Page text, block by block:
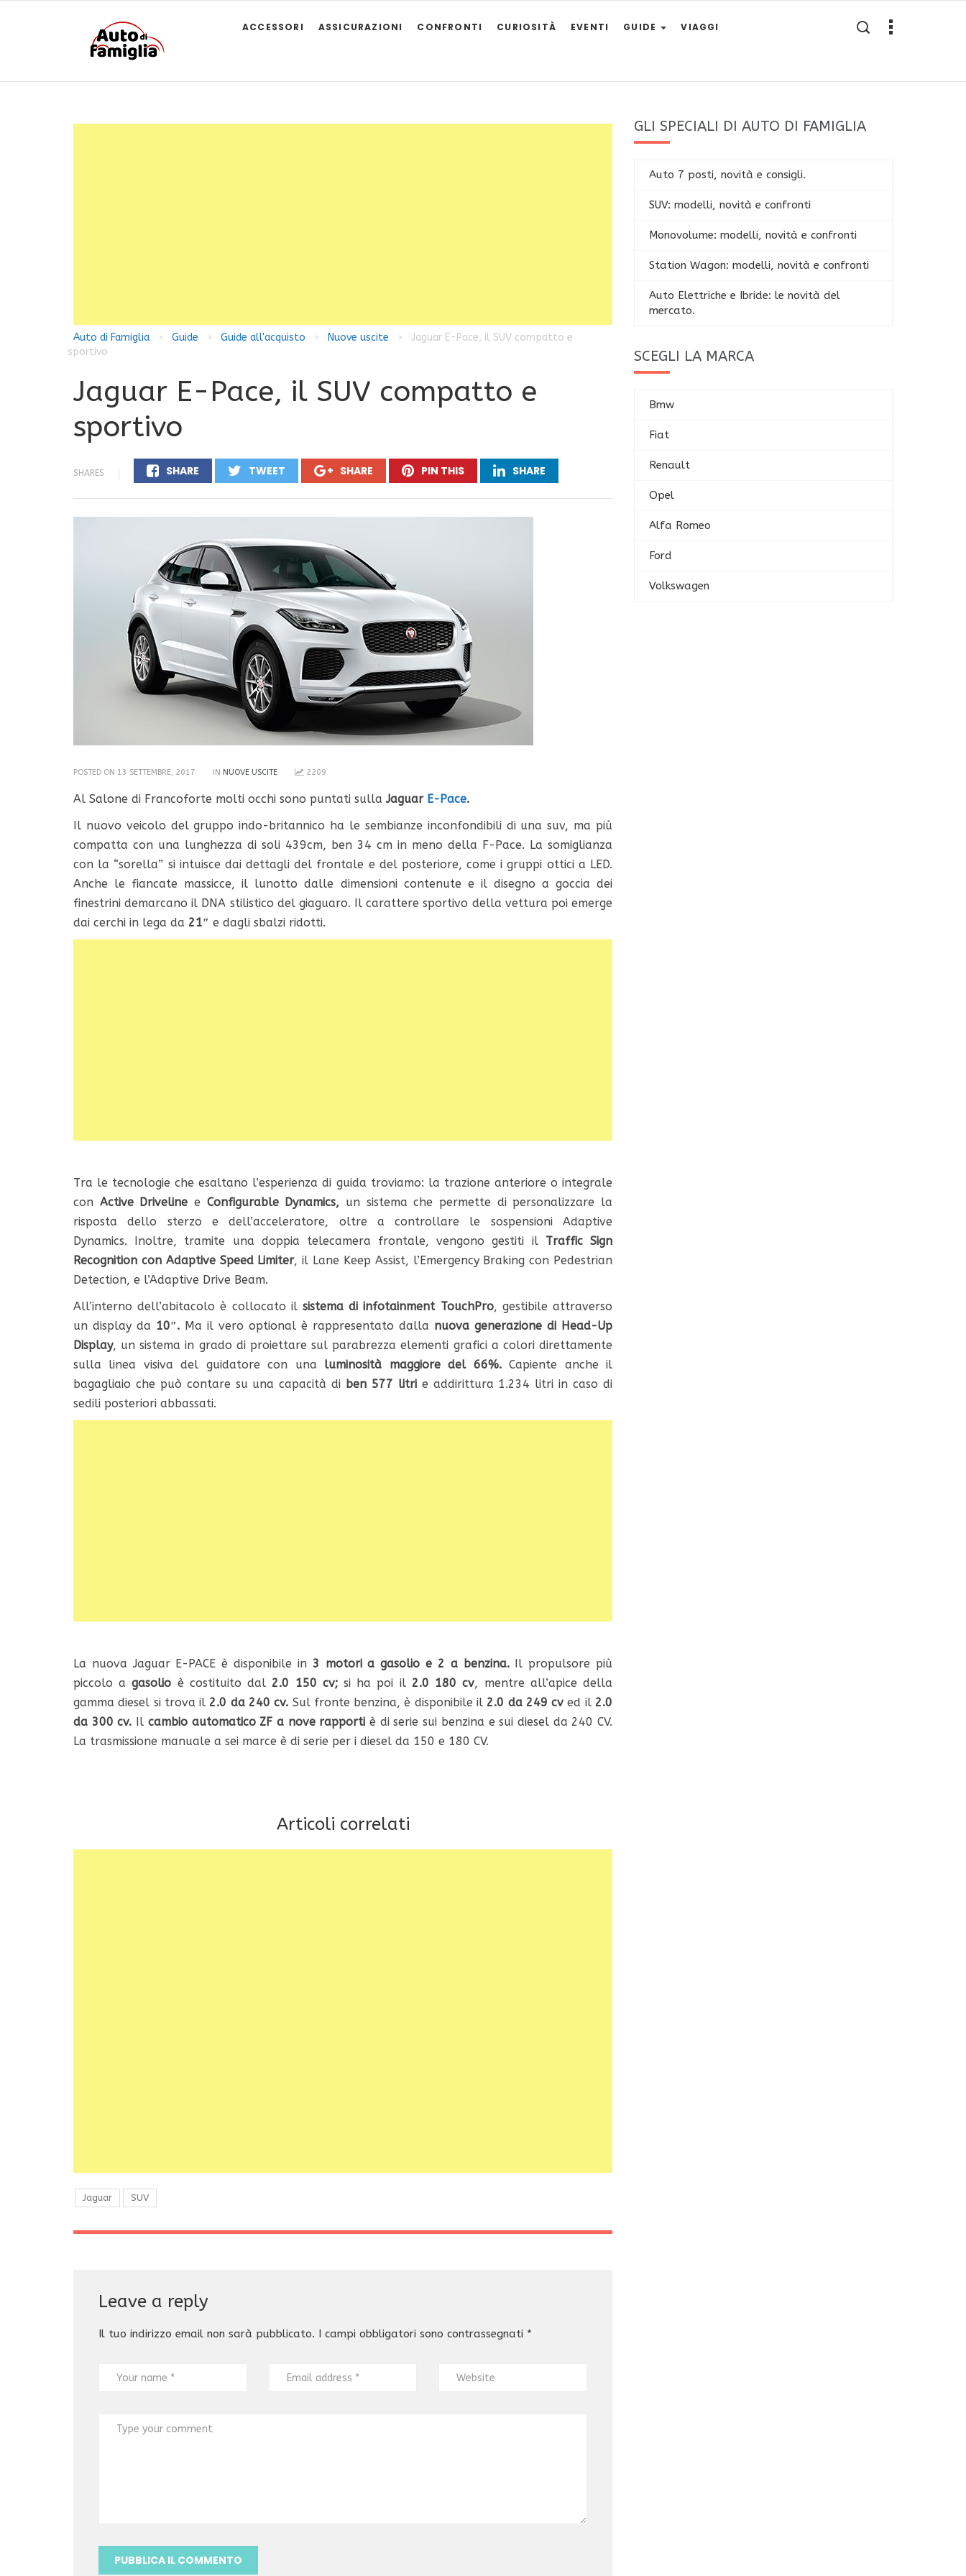
ACCESSORI ASSICURAZIONI CONFRONTI CURIOSITÀ EVENTI GUIDE VIAGGI
Auto di Famiglia > Guide > Guide all'acquisto > Nuove uscite >
Jaguar E-Pace, il SUV compatto e
sportivo
Jaguar E-Pace, il SUV compatto e
sportivo
SHARES
SHARE
0
TWEET
0
SHARE PIN THIS SHARE
POSTED ON 13 SETTEMBRE, 2017 IN NUOVE USCITE 2209
Al Salone di Francoforte molti occhi sono puntati sulla Jaguar E-Pace.
Il nuovo veicolo del gruppo indo-britannico ha le sembianze inconfondibili di una suv, ma più
compatta con una lunghezza di soli 439cm, ben 34 cm in meno della F-Pace. La somiglianza
con la “sorella” si intuisce dai dettagli del frontale e del posteriore, come i gruppi ottici a LED.
Anche le fiancate massicce, il lunotto dalle dimensioni contenute e il disegno a goccia dei
finestrini demarcano il DNA stilistico del giaguaro. Il carattere sportivo della vettura poi emerge
dai cerchi in lega da 21″ e dagli sbalzi ridotti.
Tra le tecnologie che esaltano l’esperienza di guida troviamo: la trazione anteriore o integrale
con Active Driveline e Configurable Dynamics, un sistema che permette di personalizzare la
risposta dello sterzo e dell’acceleratore, oltre a controllare le sospensioni Adaptive
Dynamics. Inoltre, tramite una doppia telecamera frontale, vengono gestiti il Traffic Sign
Recognition con Adaptive Speed Limiter, il Lane Keep Assist, l’Emergency Braking con Pedestrian
Detection, e l’Adaptive Drive Beam.
All’interno dell’abitacolo è collocato ilsistema di infotainment TouchPro, gestibile attraverso
un display da 10″. Ma il vero optional è rappresentato dalla nuova generazione di Head-Up
Display, un sistema in grado di proiettare sul parabrezza elementi grafici a colori direttamente
sulla linea visiva del guidatore con una luminosità maggiore del 66%.Capiente anche il
bagagliaio che può contare su una capacità di ben 577 litrie addirittura 1.234 litri in caso di
sedili posteriori abbassati.
La nuova Jaguar E-PACE è disponibile in 3 motori a gasolio e 2 a benzina.Il propulsore più
piccolo agasolio è costituito dal 2.0 150 cv;si ha poi il2.0 180 cv, mentre all’apice della
gamma diesel si trova il 2.0 da 240 cv. Sul fronte benzina, è disponibile il 2.0 da 249 cv ed il2.0
da 300 cv. Il cambio automatico ZF a nove rapportiè di serie sui benzina e sui diesel da 240 CV.
La trasmissione manuale a sei marce è di serie per i diesel da 150 e 180 CV.
Articoli correlati
Jaguar SUV
Leave a reply
Il tuo indirizzo email non sarà pubblicato. I campi obbligatori sono contrassegnati *
GLI SPECIALI DI AUTO DI FAMIGLIA
Auto 7 posti, novità e consigli.
SUV: modelli, novità e confronti
Monovolume: modelli, novità e confronti
Station Wagon: modelli, novità e confronti
Auto Elettriche e Ibride: le novità del
mercato.
SCEGLI LA MARCA
Bmw
Fiat
Renault
Opel
Alfa Romeo
Ford
Volkswagen